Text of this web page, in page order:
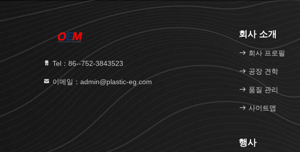
Tel：86--752-3843523
이메일：admin@plastic-eg.com
회사 소개
회사 프로필
공장 견학
품질 관리
사이트맵
행사